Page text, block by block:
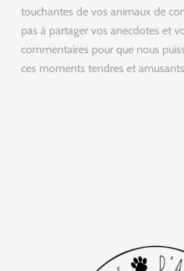
touchantes de vos animaux de
pas à partager vos anecdotes et
commentaires pour que nous
ces moments tendres et